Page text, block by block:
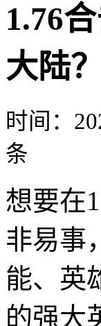
1.76
大陆？
时间：
条
想要在
非易事
能、英
的强大